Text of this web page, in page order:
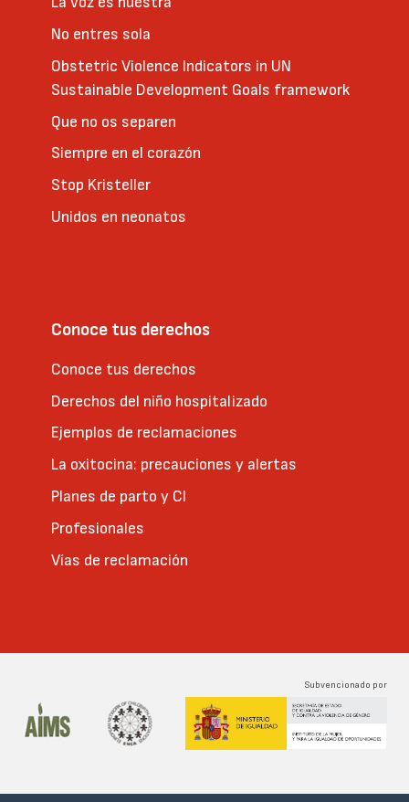
No entres sola
Obstetric Violence Indicators in UN
Sustainable Development Goals framework
Que no os separen
Siempre en el corazón
Stop Kristeller
Unidos en neonatos
Conoce tus derechos
Conoce tus derechos
Derechos del niño hospitalizado
Ejemplos de reclamaciones
La oxitocina: precauciones y alertas
Planes de parto y CI
Profesionales
Vías de reclamación
Subvencionado por